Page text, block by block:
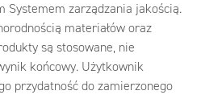
Systemem zarządzania jakością.
materiałów oraz
są stosowane, nie
końcowy. Użytkownik
przydatność do zamierzonego